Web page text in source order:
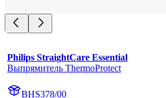
Philips StraightCare Essential
Выпрямитель ThermoProtect
BHS378/00